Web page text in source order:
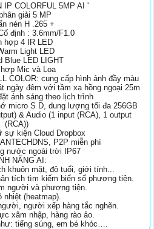
IP COLORFUL 5MP AI '
giải 5 MP
nén H .265 +
định : 3.6mm/F1.0
hợp 4 IR LED
Light LED
Blue LED LIGHT
Mic và Loa
COLOR: cung cấp hình ảnh đầy màu
ngày đêm với tầm xa hồng ngoại 25m
ánh sáng theo lịch trình
micro S D, dung lượng tối đa 256GB
& Audio (1 input (RCA), 1 output
(RCA))
sự kiện Cloud Dropbox
P2P miễn phí
nước ngoài trời IP67
NĂNG AI:
khuôn mặt, độ tuổi, giới tính...
tích tìm kiếm biển số phương tiện.
người và phương tiện.
nhiệt (heatmap).
người xếp hàng tắc nghẽn.
xâm nhập, hàng rào ảo.
tiếng súng, em bé khóc….